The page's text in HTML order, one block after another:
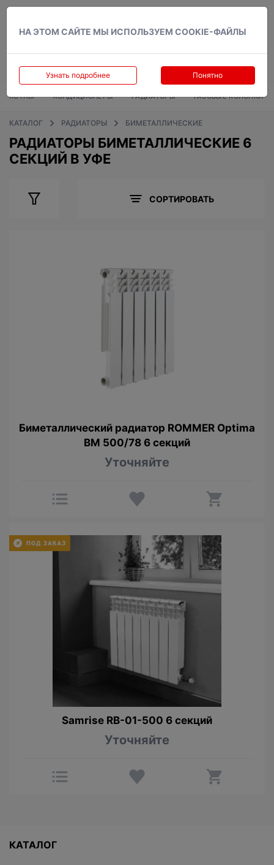
НА ЭТОМ САЙТЕ МЫ ИСПОЛЬЗУЕМ COOKIE-ФАЙЛЫ
Узнать подробнее Понятно
КОТЛЫ КОНДИЦИОНЕРЫ РАДИАТОРЫ ГАЗОВЫЕ КОЛОНКИ
КАТАЛОГ РАДИАТОРЫ БИМЕТАЛЛИЧЕСКИЕ
РАДИАТОРЫ БИМЕТАЛЛИЧЕСКИЕ 6
СЕКЦИЙ В УФЕ
СОРТИРОВАТЬ
Биметаллический радиатор ROMMER Optima
BM 500/78 6 секций
Уточняйте
Samrise RВ-01-500 6 секций
Уточняйте
КАТАЛОГ